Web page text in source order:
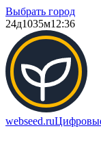
Выбрать город
24д1035м12:36
webseed.ru